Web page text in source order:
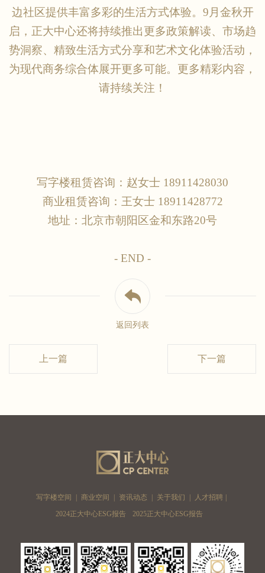
边社区提供丰富多彩的生活方式体验。9月金秋开
启，正大中心还将持续推出更多政策解读、市场趋
势洞察、精致生活方式分享和艺术文化体验活动，
为现代商务综合体展开更多可能。更多精彩内容，
请持续关注！
写字楼租赁咨询：赵女士 18911428030
商业租赁咨询：王女士 18911428772
地址：北京市朝阳区金和东路20号
- END -
返回列表
上一篇 下一篇
写字楼空间 商业空间 资讯动态 关于我们 人才招聘
2024正大中心ESG报告
2025正大中心ESG报告